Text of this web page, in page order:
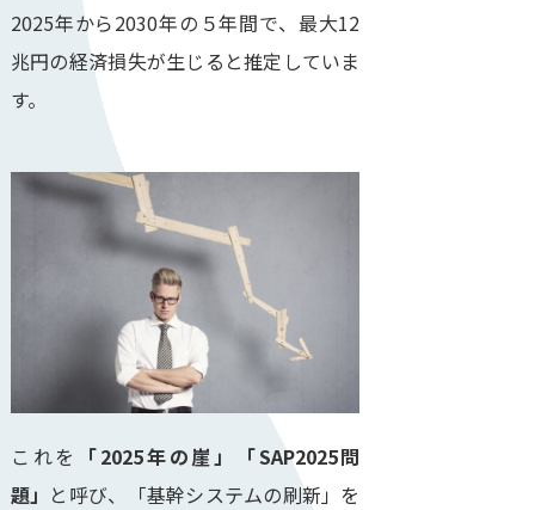
2025年から2030年の５年間で、最大12
兆円の経済損失が生じると推定していま
す。
これを 「2025年の崖」
「SAP2025問
題」 と呼び、「基幹システムの刷新」を